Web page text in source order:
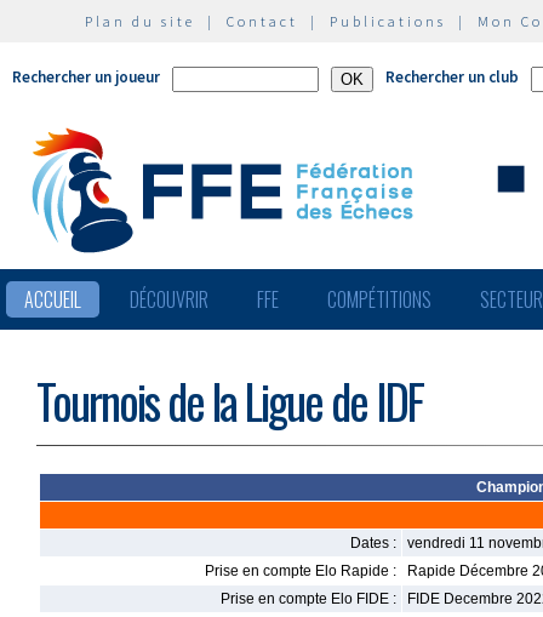
Plan du site | Contact | Publications | Mon
Rechercher un joueur Rechercher un club
ACCUEIL DÉCOUVRIR FFE COMPÉTITIONS
Tournois de la Ligue de IDF
Dates :
vendredi 11
Prise en compte Elo Rapide :
Rapide Décembre
Prise en compte Elo FIDE :
FIDE Decembre